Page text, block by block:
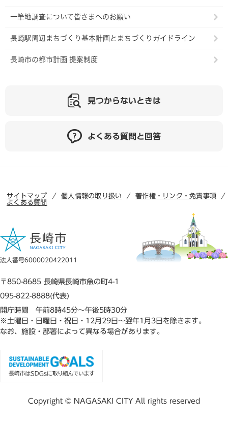
一筆地調査について皆さまへのお願い
長崎駅周辺まちづくり基本計画とまちづくりガイドライン
長崎市の都市計画 提案制度
見つからないときは
よくある質問と回答
サイトマップ 個人情報の取り扱い
著作権・リンク・免責事項
よくある質問
法人番号6000020422011
〒850-8685 長崎県長崎市魚の町4-1
095-822-8888(代表)
開庁時間 午前8時45分～午後5時30分
※土曜日・日曜日・祝日・12月29日～翌年1月3日を除きます。
なお、施設・部署によって異なる場合があります。
Copyright © NAGASAKI CITY All rights reserved